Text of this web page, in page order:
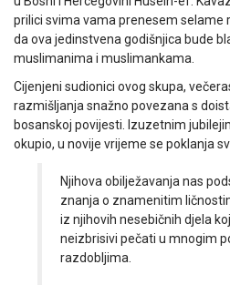
prilici svima vama prenesem selame
da ova jedinstvena godišnjica bude
muslimanima i muslimankama.
Cijenjeni sudionici ovog skupa,
razmišljanja snažno povezana s
bosanskoj povijesti. Izuzetnim
okupio, u novije vrijeme se poklanja
Njihova obilježavanja nas
znanja o znamenitim
iz njihovih nesebičnih djela
neizbrisivi pečati u mnogim
razdobljima.